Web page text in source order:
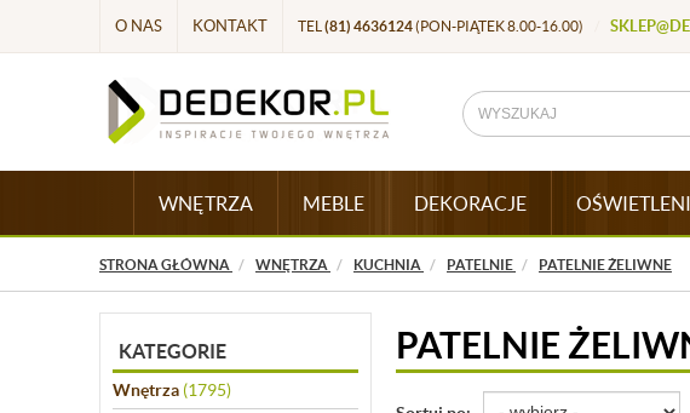
O NAS KONTAKT TEL (81) 4636124(PON-PIĄTEK 8.00-16.00)
WNĘTRZA MEBLE DEKORACJE
STRONA GŁÓWNA WNĘTRZA KUCHNIA PATELNIE PATELNIE ŻELIWNE
KATEGORIE
Wnętrza (1795)
PATELNIE